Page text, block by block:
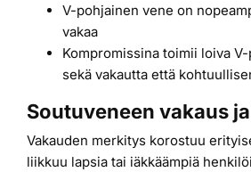
V-pohjainen vene on
vakaa
Kompromissina toimii loiva
sekä vakautta että
Soutuveneen vakaus
Vakauden merkitys korostuu
liikkuu lapsia tai iäkkäämpiä